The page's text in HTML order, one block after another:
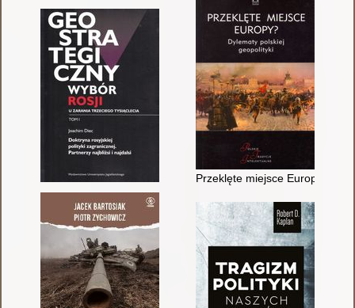
Przeklęte miejsce Europy? :